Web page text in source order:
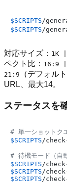
$SCRIPTS /
$SCRIPTS /
対応サイズ： 1K
ペクト比： 16:9
21:9
（デフォルト
URL、最大14。
ステータスを
# 単一ショットク
$SCRIPTS/
# 待機モード（自
$SCRIPTS/
$SCRIPTS/
$SCRIPTS/